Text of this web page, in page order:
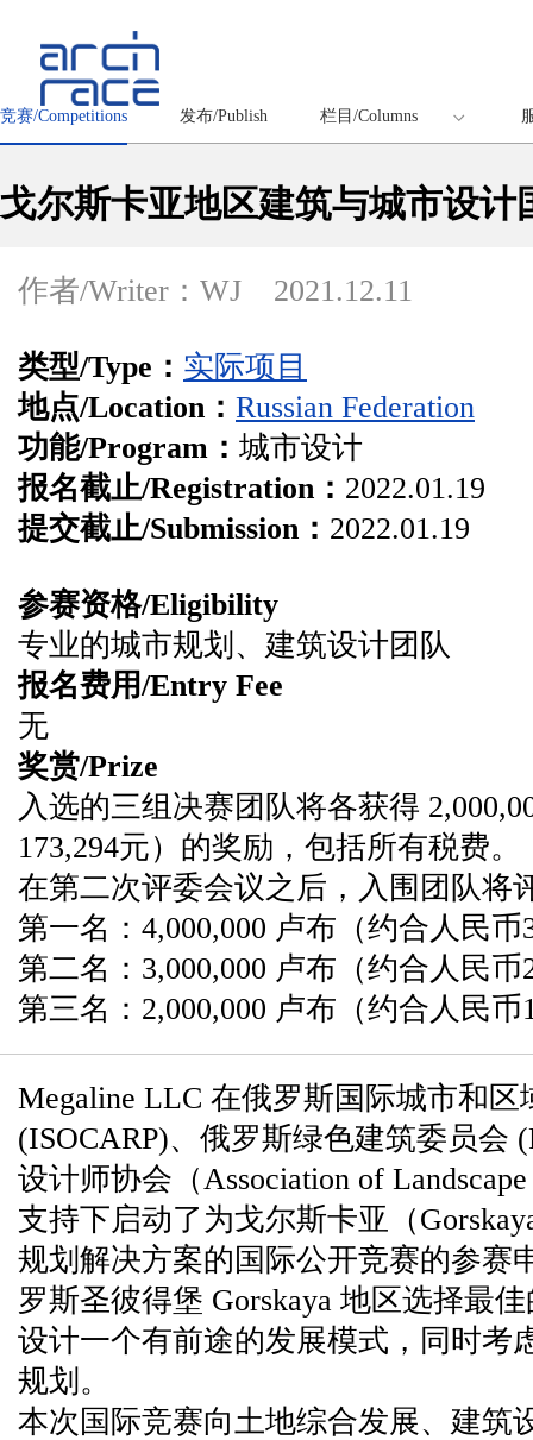
竞赛/Competitions 发布/Publish 栏目/Columns
戈尔斯卡亚地区建筑与城市设计
作者/Writer：WJ 2021.12.11
类型/Type： 实际项目
地点/Location： Russian Federation
功能/Program： 城市设计
报名截止/Registration： 2022.01.19
提交截止/Submission： 2022.01.19
参赛资格/Eligibility
专业的城市规划、建筑设计团队
报名费用/Entry Fee
无
奖赏/Prize
入选的三组决赛团队将各获得
173,294元）的奖励，包括所有税费。
在第二次评委会议之后，入围团队将
第一名：4,000,000 卢布（约合人民币
第二名：3,000,000 卢布（约合人民币
第三名：2,000,000 卢布（约合人民币
Megaline LLC 在俄罗斯国际城市和区
(ISOCARP)、俄罗斯绿色建筑委员会
设计师协会（Association of
支持下启动了为戈尔斯卡亚（
规划解决方案的国际公开竞赛的参赛
罗斯圣彼得堡 Gorskaya 地区选择最
设计一个有前途的发展模式，同时考
规划。
本次国际竞赛向土地综合发展、建筑